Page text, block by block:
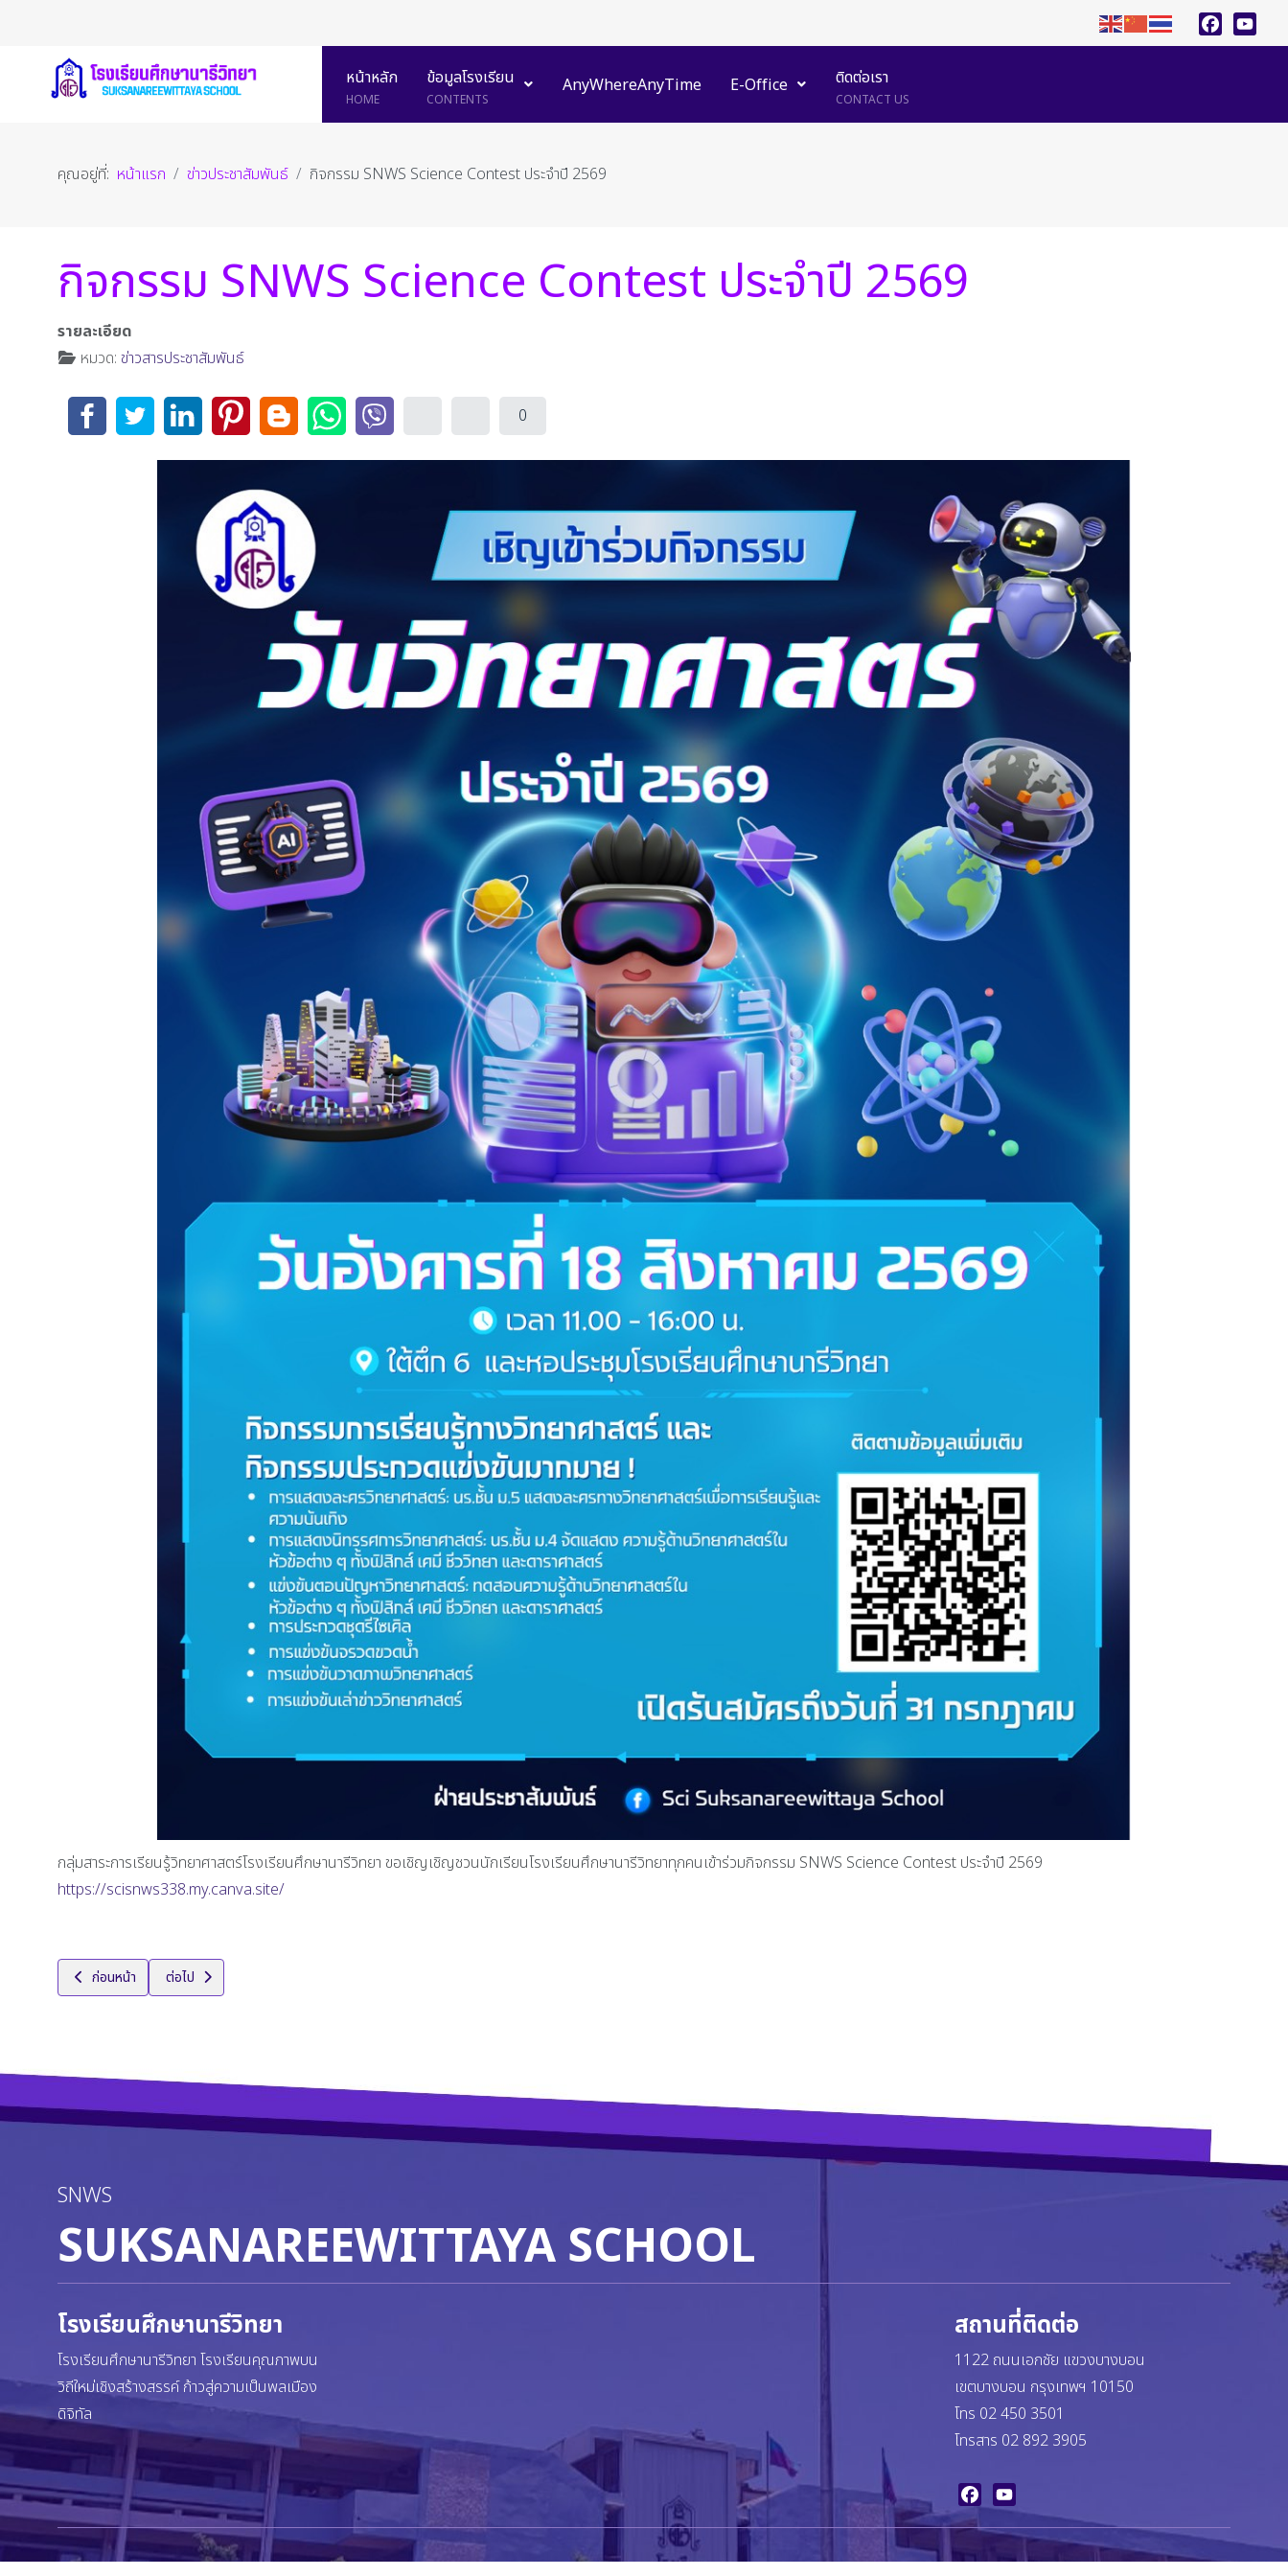
Facebook
หน้าหลัก
HOME
ข้อมูลโรงเรียน
CONTENTS
AnyWhereAnyTime E-Office ติดต่อเรา
CONTACT US
คุณอยู่ที่: หน้าแรก ข่าวประชาสัมพันธ์ กิจกรรม SNWS Science Contest ประจำปี 2569
กิจกรรม SNWS Science Contest ประจำปี 2569
รายละเอียด
หมวด:ข่าวสารประชาสัมพันธ์
0
กลุ่มสาระการเรียนรู้วิทยาศาสตร์โรงเรียนศึกษานารีวิทยา ขอเชิญเชิญชวนนักเรียนโรงเรียนศึกษานารีวิทยาทุกคนเข้าร่วมกิจกรรม SNWS Science Contest ประจำปี 2569
https://scisnws338.my.canva.site/
เนื้อหาก่อนหน้า: กิจกรรมเนื่องในวันคล้ายวันสถาปนาสำนักงานคณะกรรมการการศึกษาขั้นพื้นฐาน ครบรอบ ๒๓ ปี
ก่อนหน้า เนื้อหาถัดไป: การแข่งขันสะกดคำภาษาอังกฤษ “Spelling Bee 2026”
ต่อไป
SNWS
SUKSANAREEWITTAYA SCHOOL
โรงเรียนศึกษานารีวิทยา
โรงเรียนศึกษานารีวิทยา โรงเรียนคุณภาพบน
วิถีใหม่เชิงสร้างสรรค์ ก้าวสู่ความเป็นพลเมือง
ดิจิทัล
สถานที่ติดต่อ
1122 ถนนเอกชัย แขวงบางบอน
เขตบางบอน กรุงเทพฯ 10150
โทร 02 450 3501
โทรสาร 02 892 3905
FacebookYouTube